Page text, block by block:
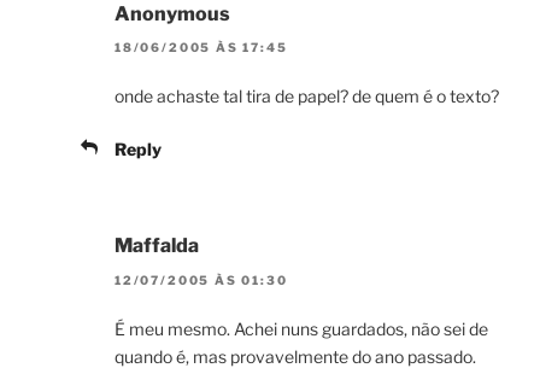
Anonymous
18/06/2005 ÀS 17:45
onde achaste tal tira de papel? de quem é o texto?
Reply
Maffalda
12/07/2005 ÀS 01:30
É meu mesmo. Achei nuns guardados, não sei de
quando é, mas provavelmente do ano passado.